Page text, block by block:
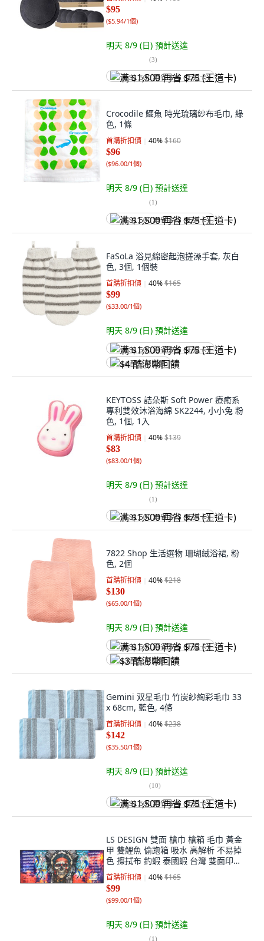
$95
($5.94/1個)
明天 8/9 (日) 預計送達
(3)
满 $1,500 再省 $75 (王道卡)
Crocodile 鱷魚 時光琉璃紗布毛巾, 綠
色, 1條
首購折扣價 40%$160
$96
($96.00/1個)
明天 8/9 (日) 預計送達
(1)
满 $1,500 再省 $75 (王道卡)
FaSoLa 浴見綿密起泡搓澡手套, 灰白
色, 3個, 1個裝
首購折扣價 40%$165
$99
($33.00/1個)
明天 8/9 (日) 預計送達
满 $1,500 再省 $75 (王道卡)
$4 酷澎幣回饋
KEYTOSS 詰朵斯 Soft Power 療癒系
專利雙效沐浴海綿 SK2244, 小小兔 粉
色, 1個, 1入
首購折扣價 40%$139
$83
($83.00/1個)
明天 8/9 (日) 預計送達
(1)
满 $1,500 再省 $75 (王道卡)
7822 Shop 生活選物 珊瑚絨浴裙, 粉
色, 2個
首購折扣價 40%$218
$130
($65.00/1個)
明天 8/9 (日) 預計送達
满 $1,500 再省 $75 (王道卡)
$3 酷澎幣回饋
Gemini 双星毛巾 竹炭紗絢彩毛巾 33
x 68cm, 藍色, 4條
首購折扣價 40%$238
$142
($35.50/1個)
明天 8/9 (日) 預計送達
(10)
满 $1,500 再省 $75 (王道卡)
LS DESIGN 雙面 槍巾 槍箱 毛巾 黃金
甲 雙鯉魚 偷跑箱 吸水 高解析 不易掉
色 擦拭布 釣蝦 泰國蝦 台灣 雙面印刷
51.5 x 20.5cm, 多色, 1個
首購折扣價 40%$165
$99
($99.00/1個)
明天 8/9 (日) 預計送達
(1)